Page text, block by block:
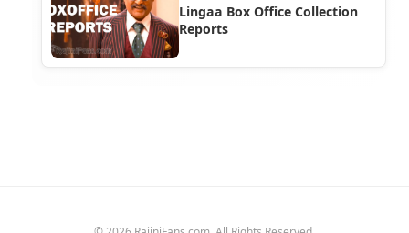
Lingaa Box Office Collection
Reports